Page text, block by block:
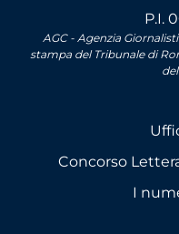
P.I.
AGC - Agenzia
stampa del Tribunale di
Concorso
I